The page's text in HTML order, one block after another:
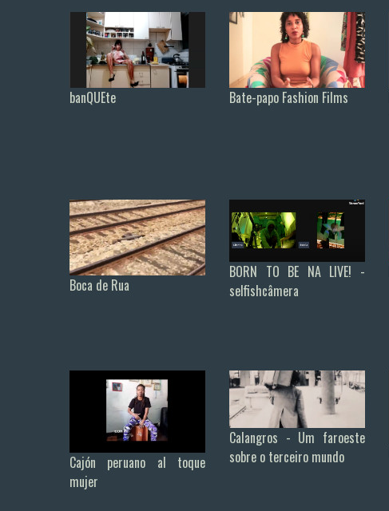
banQUEte Bate-papo Fashion Films
Boca de Rua
BORN TO BE NA LIVE! -
selfishcâmera
Cajón peruano al toque
mujer
Calangros - Um faroeste
sobre o terceiro mundo